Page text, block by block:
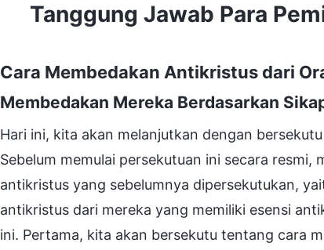
Tanggung Jawab Para
Cara Membedakan Antikristus dari
Membedakan Mereka Berdasarkan
Hari ini, kita akan melanjutkan dengan
Sebelum memulai persekutuan ini secara
antikristus yang sebelumnya dipersekutukan,
antikristus dari mereka yang memiliki esensi
ini. Pertama, kita akan bersekutu tentang cara